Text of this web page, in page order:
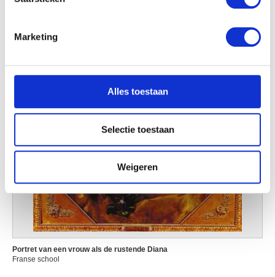
U kunt uw toestemming op elk moment wijzigen of
We gebruiken cookies om content en advertenties te
personaliseren, om functies voor social media te bieden
en om ons websiteverkeer te analyseren. Ook delen we
informatie over uw gebruik van onze site met onze
partners voor social media, adverteren en analyse. Deze
informatie die u aan ze heeft verstrekt of die ze hebben
verzameld op basis van uw gebruik van hun services.
Marketing
Alles toestaan
Selectie toestaan
Weigeren
Portret van een vrouw als de rustende Diana
Franse school